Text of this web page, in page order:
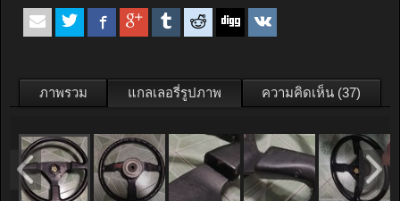
ภาพรวม แกลเลอรี่รูปภาพ ความคิดเห็น (37)